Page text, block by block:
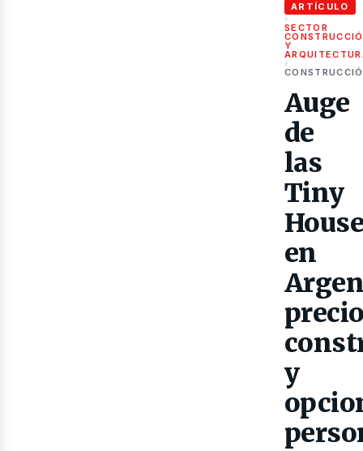
ARTÍCULO
›
SECTOR
Y
›
Auge
de
las
Tiny
en
y